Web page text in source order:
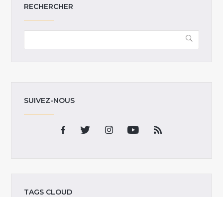
RECHERCHER
SUIVEZ-NOUS
TAGS CLOUD